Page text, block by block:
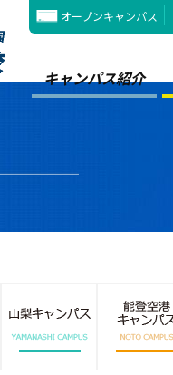
オープンキャンパス
キャンパス紹介